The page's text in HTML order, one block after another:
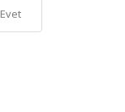
Evet